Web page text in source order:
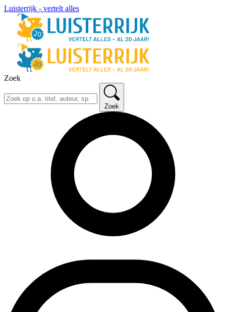
Luisterrijk - vertelt alles
Zoek
Zoek